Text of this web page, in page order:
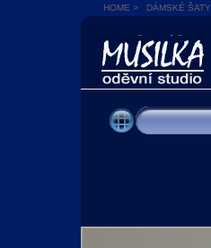
DÁMSKÉ ŠATY
SPOLEČENSKÉ ŠATY
HOME >